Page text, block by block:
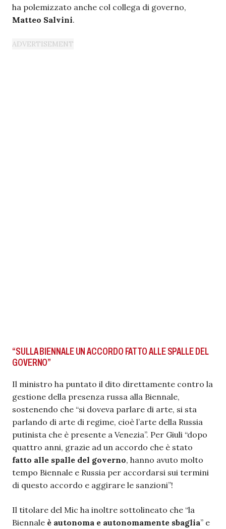
ha polemizzato anche col collega di governo,
Matteo Salvini.
“SULLA BIENNALE UN ACCORDO FATTO ALLE SPALLE DEL
GOVERNO”
Il ministro ha puntato il dito direttamente contro la
gestione della presenza russa alla Biennale,
sostenendo che “si doveva parlare di arte, si sta
parlando di arte di regime, cioè l’arte della Russia
putinista che è presente a Venezia”. Per Giuli “dopo
quattro anni, grazie ad un accordo che è stato
fatto alle spalle del governo, hanno avuto molto
tempo Biennale e Russia per accordarsi sui termini
di questo accordo e aggirare le sanzioni”!
Il titolare del Mic ha inoltre sottolineato che “la
Biennale è autonoma e autonomamente sbaglia” e